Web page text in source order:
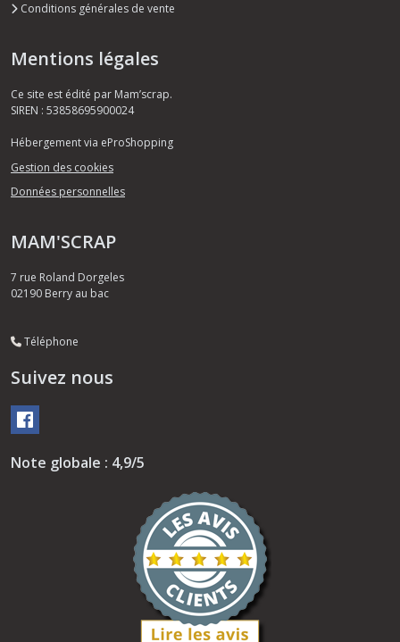
Conditions générales de vente
Mentions légales
Ce site est édité par Mam’scrap.
SIREN : 53858695900024
Hébergement via eProShopping
Gestion des cookies
Données personnelles
MAM'SCRAP
7 rue Roland Dorgeles
02190 Berry au bac
Téléphone
Suivez nous
Note globale : 4,9/5